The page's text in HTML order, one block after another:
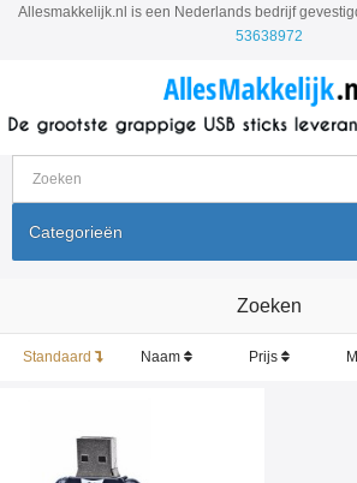
Allesmakkelijk.nl is een Nederlands bedrijf
53638972
Categorieën
Zoeken
Standaard Naam Prijs